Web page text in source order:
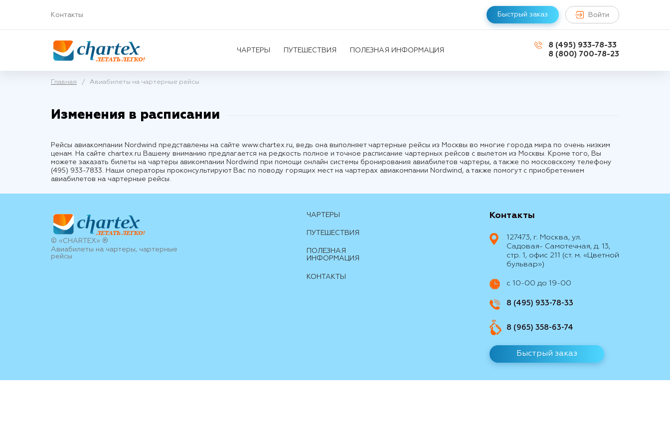
Контакты Быстрый заказ Войти
ЧАРТЕРЫ ПУТЕШЕСТВИЯ ПОЛЕЗНАЯ ИНФОРМАЦИЯ
8 (495) 933-78-33
8 (800) 700-78-23
Главная / Авиабилеты на чартерные рейсы
Изменения в расписании
Рейсы авиакомпании Nordwind представлены на сайте www.chartex.ru, ведь она выполняет чартерные рейсы из Москвы во многие города мира по очень низким
ценам. На сайте chartex.ru Вашему вниманию предлагается на редкость полное и точное расписание чартерных рейсов с вылетом из Москвы. Кроме того, Вы
можете заказать билеты на чартеры авикомпании Nordwind при помощи онлайн системы бронирования авиабилетов чартеры, а также по московскому телефону
(495) 933-7833. Наши операторы проконсультируют Вас по поводу горящих мест на чартерах авиакомпании Nordwind, а также помогут с приобретением
авиабилетов на чартерные рейсы.
© «CHARTEX» ®
Авиабилеты на чартеры, чартерные
рейсы
ЧАРТЕРЫ
ПУТЕШЕСТВИЯ
ПОЛЕЗНАЯ
ИНФОРМАЦИЯ
КОНТАКТЫ
Контакты
127473, г. Москва, ул.
Садовая- Самотечная, д. 13,
стр. 1, офис 211 (ст. м. «Цветной
бульвар»)
с 10-00 до 19-00
8 (495) 933-78-33
8 (965) 358-63-74
Быстрый заказ